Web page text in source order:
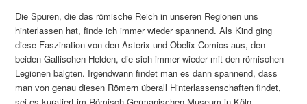
Die Spuren, die das römische Reich in unseren Regionen uns
hinterlassen hat, finde ich immer wieder spannend. Als Kind ging
diese Faszination von den Asterix und Obelix-Comics aus, den
beiden Gallischen Helden, die sich immer wieder mit den römischen
Legionen balgten. Irgendwann findet man es dann spannend, dass
man von genau diesen Römern überall Hinterlassenschaften findet,